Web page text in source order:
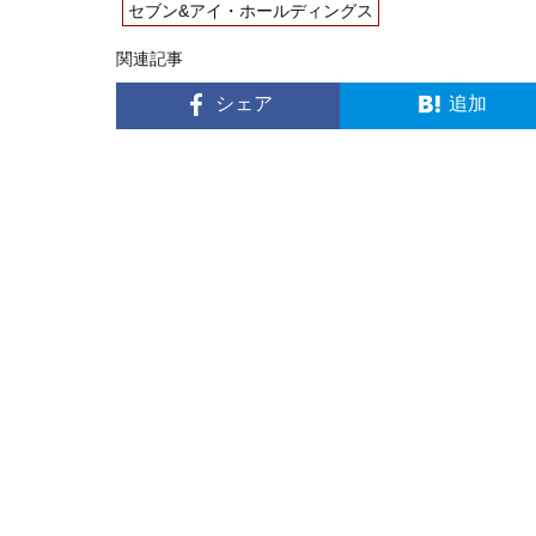
セブン&アイ・ホールディングス
関連記事
シェア 追加